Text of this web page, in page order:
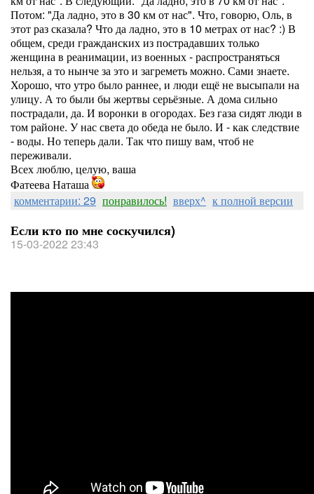
Потом: "Да ладно, это в 30 км от нас". Что, говорю, Оль, в
этот раз сказала? Что да ладно, это в 10 метрах от нас? :) В
общем, среди гражданских из пострадавших только
женщина в реанимации, из военных - распространяться
нельзя, а то нынче за это и загреметь можно. Сами знаете.
Хорошо, что утро было раннее, и люди ещё не высыпали на
улицу. А то были бы жертвы серьёзные. А дома сильно
пострадали, да. И воронки в огородах. Без газа сидят люди в
том районе. У нас света до обеда не было. И - как следствие
- воды. Но теперь дали. Так что пишу вам, чтоб не
переживали.
Всех люблю, целую, ваша
Фатеева Наташа
комментарии: 29 понравилось! вверх^ к полной версии
Если кто по мне соскучился)
15-03-2022 23:43